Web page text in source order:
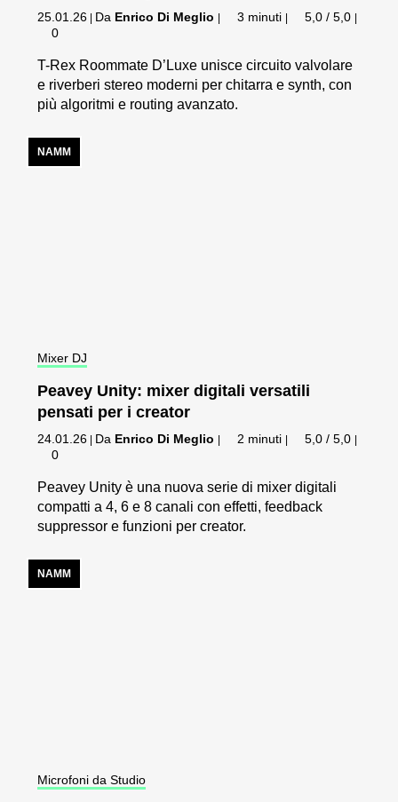
25.01.26 | Da Enrico Di Meglio | 3 minuti | 5,0 / 5,0 |
0
T-Rex Roommate D’Luxe unisce circuito valvolare
e riverberi stereo moderni per chitarra e synth, con
più algoritmi e routing avanzato.
NAMM
Mixer DJ
Peavey Unity: mixer digitali versatili
pensati per i creator
24.01.26 | Da Enrico Di Meglio | 2 minuti | 5,0 / 5,0 |
0
Peavey Unity è una nuova serie di mixer digitali
compatti a 4, 6 e 8 canali con effetti, feedback
suppressor e funzioni per creator.
NAMM
Microfoni da Studio